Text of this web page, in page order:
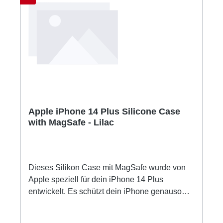
dein iPhone vor Kratzern und bei Stürzen zu
Apple iPhone 14 Plus Silicone Case
with MagSafe - Lilac
Dieses Silikon Case mit MagSafe wurde von
Apple speziell für dein iPhone 14 Plus
entwickelt. Es schützt dein iPhone genauso